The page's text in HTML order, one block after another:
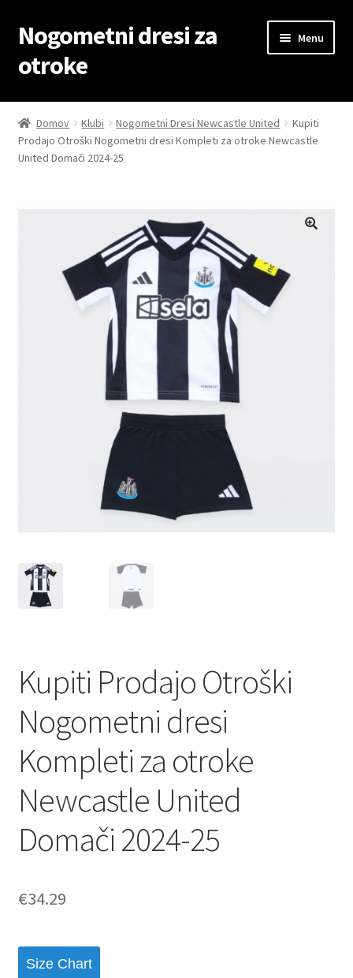
Skip
to
navigation
Skip
to
content
Nogometni dresi za
otroke
Menu
Domov
Blog
Moj račun
Zaključek nakupa
Domov Klubi Nogometni Dresi Newcastle United
Kupiti
Prodajo Otroški Nogometni dresi Kompleti za otroke Newcastle
United Domači 2024-25
Kupiti Prodajo Otroški
Nogometni dresi
Kompleti za otroke
Newcastle United
Domači 2024-25
€34.29
Size Chart